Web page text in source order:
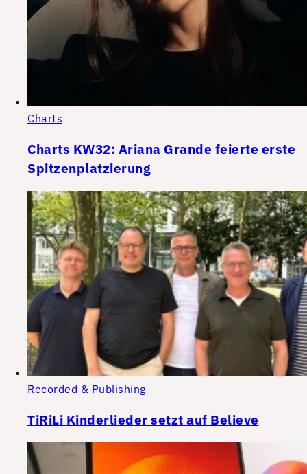
Charts
Charts KW32: Ariana Grande feierte erste
Spitzenplatzierung
Recorded & Publishing
TiRiLi Kinderlieder setzt auf Believe